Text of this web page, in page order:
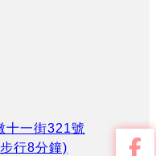
十一街321號
行8分鐘)